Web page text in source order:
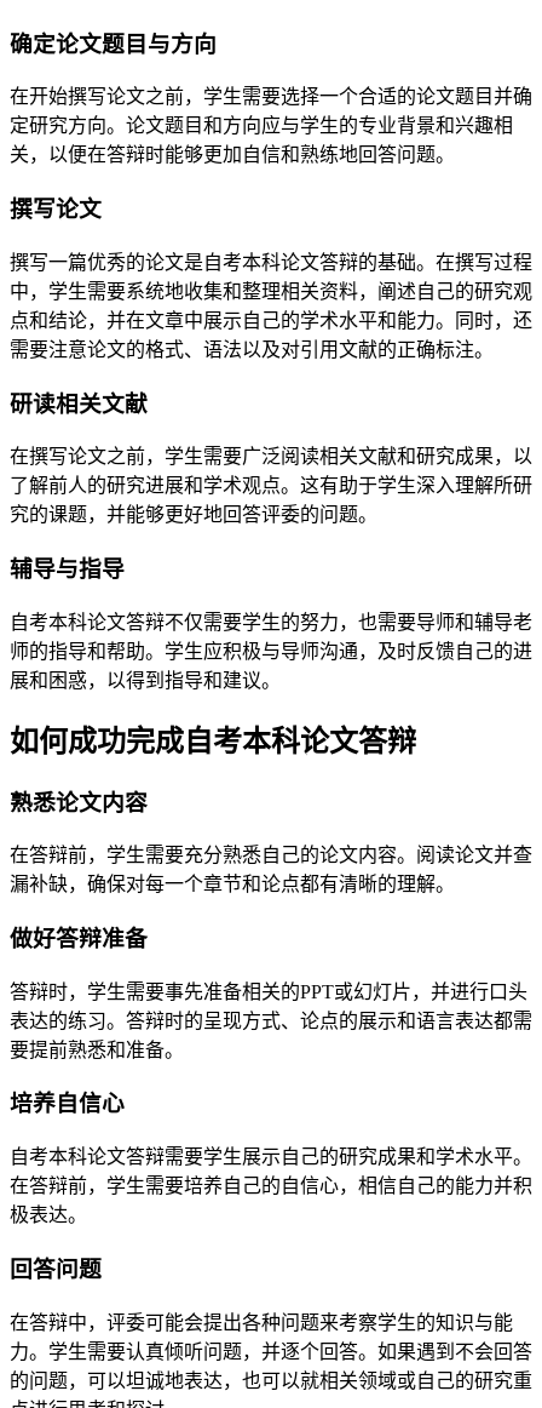
确定论文题目与方向
在开始撰写论文之前，学生需要选择一个合适的论文题目并确
定研究方向。论文题目和方向应与学生的专业背景和兴趣相
关，以便在答辩时能够更加自信和熟练地回答问题。
撰写论文
撰写一篇优秀的论文是自考本科论文答辩的基础。在撰写过程
中，学生需要系统地收集和整理相关资料，阐述自己的研究观
点和结论，并在文章中展示自己的学术水平和能力。同时，还
需要注意论文的格式、语法以及对引用文献的正确标注。
研读相关文献
在撰写论文之前，学生需要广泛阅读相关文献和研究成果，以
了解前人的研究进展和学术观点。这有助于学生深入理解所研
究的课题，并能够更好地回答评委的问题。
辅导与指导
自考本科论文答辩不仅需要学生的努力，也需要导师和辅导老
师的指导和帮助。学生应积极与导师沟通，及时反馈自己的进
展和困惑，以得到指导和建议。
如何成功完成自考本科论文答辩
熟悉论文内容
在答辩前，学生需要充分熟悉自己的论文内容。阅读论文并查
漏补缺，确保对每一个章节和论点都有清晰的理解。
做好答辩准备
答辩时，学生需要事先准备相关的PPT或幻灯片，并进行口头
表达的练习。答辩时的呈现方式、论点的展示和语言表达都需
要提前熟悉和准备。
培养自信心
自考本科论文答辩需要学生展示自己的研究成果和学术水平。
在答辩前，学生需要培养自己的自信心，相信自己的能力并积
极表达。
回答问题
在答辩中，评委可能会提出各种问题来考察学生的知识与能
力。学生需要认真倾听问题，并逐个回答。如果遇到不会回答
的问题，可以坦诚地表达，也可以就相关领域或自己的研究重